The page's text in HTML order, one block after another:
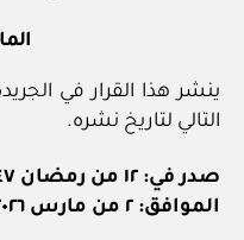
ينشر هذا القرار في
التالي لتاريخ نشره.
صدر في: ١٢ من رمضان ١٤٤٧هـ
الموافق: ٢ من مارس ٢٠٢٦م